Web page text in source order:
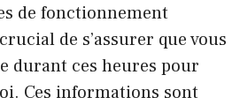
de fonctionnement
de s’assurer que vous
durant ces heures pour
Ces informations sont